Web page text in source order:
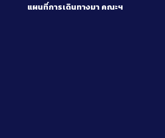
แผนที่การเดินทางมา คณะฯ